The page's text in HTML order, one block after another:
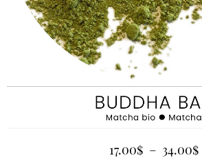
17.00$ – 34.00$